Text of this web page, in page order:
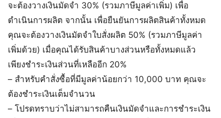
จะต้องวางเงินมัดจำ 30% (รวมภาษีมูลค่าเพิ่ม) เพื่อ
ดำเนินการผลิต จากนั้น เพื่อยืนยันการผลิตสินค้าทั้งหมด
คุณจะต้องวางเงินมัดจำใบสั่งผลิต 50% (รวมภาษีมูลค่า
เพิ่มด้วย) เมื่อคุณได้รับสินค้าบางส่วนหรือทั้งหมดแล้ว
เพียงชำระเงินส่วนที่เหลืออีก 20%
– สำหรับคำสั่งซื้อที่มีมูลค่าน้อยกว่า 10,000 บาท คุณจะ
ต้องชำระเงินเต็มจำนวน
– โปรดทราบว่าไม่สามารถคืนเงินมัดจำและการชำระเงิน